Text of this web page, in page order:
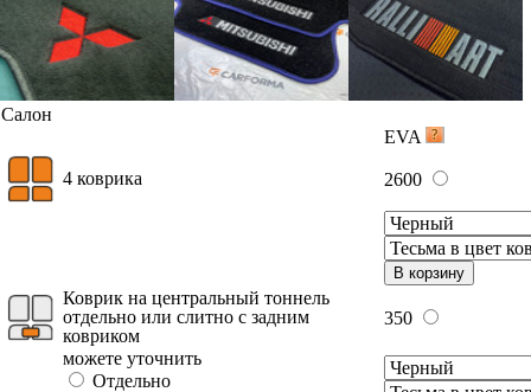
Салон
EVA
4 коврика 2600
В корзину
Коврик на центральный тоннель
отдельно или слитно с задним
ковриком
350
можете уточнить
Отдельно